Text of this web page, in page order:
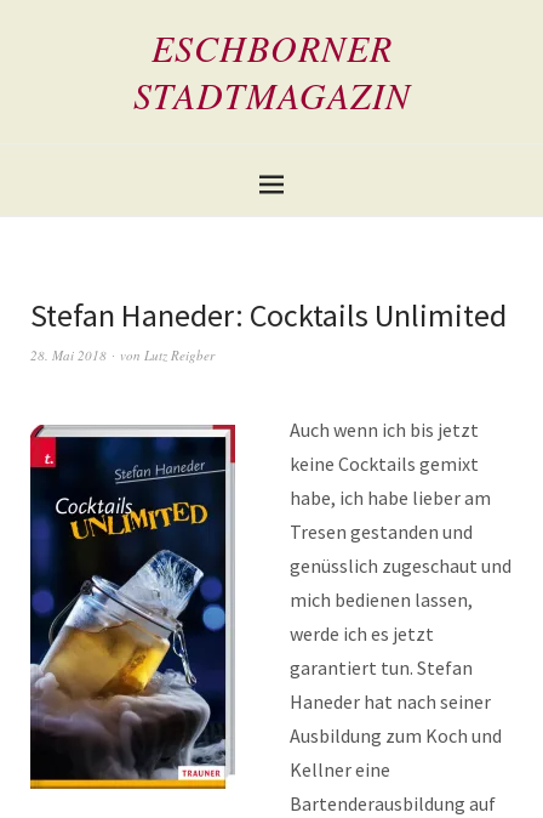
ESCHBORNER
STADTMAGAZIN
Stefan Haneder: Cocktails Unlimited
28. Mai 2018 von Lutz Reigber
Auch wenn ich bis jetzt
keine Cocktails gemixt
habe, ich habe lieber am
Tresen gestanden und
genüsslich zugeschaut und
mich bedienen lassen,
werde ich es jetzt
garantiert tun. Stefan
Haneder hat nach seiner
Ausbildung zum Koch und
Kellner eine
Bartenderausbildung auf